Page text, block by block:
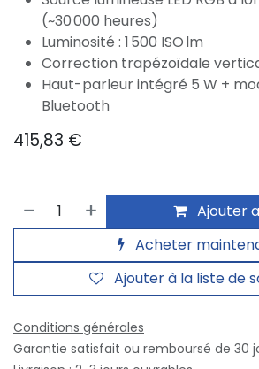
(~30 000 heures)
Luminosité : 1 500 ISO lm
Correction trapézoïdale
Haut-parleur intégré 5 W +
Bluetooth
415,83 €
Ajouter
Acheter
Ajouter à la liste de
Conditions générales
Garantie satisfait ou remboursé de 30